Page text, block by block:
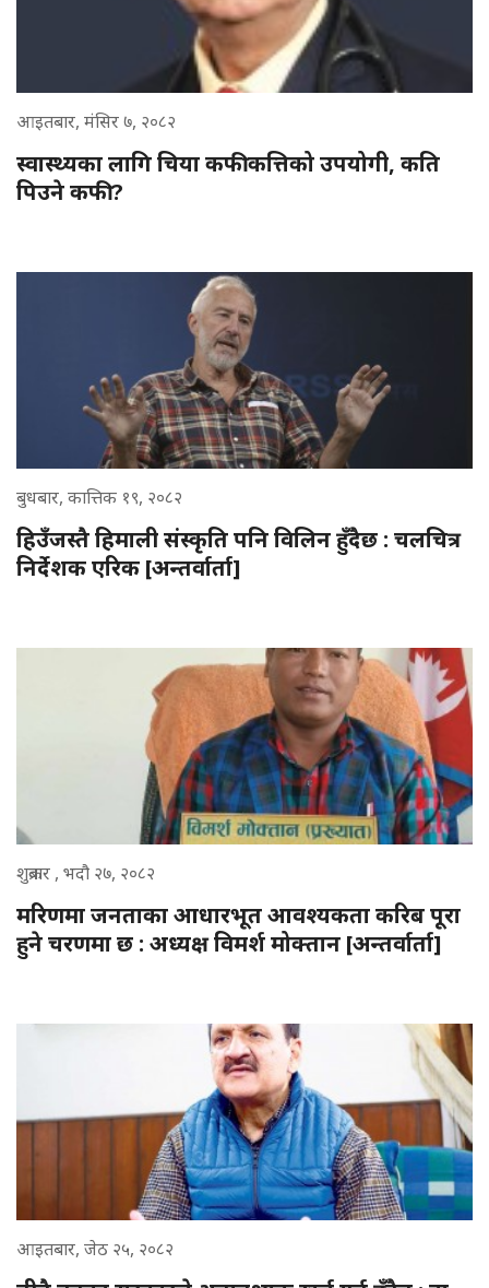
आइतबार, मंसिर ७, २०८२
स्वास्थ्यका लागि चिया कफी कत्तिको उपयोगी, कति
पिउने कफी ?
बुधबार, कात्तिक १९, २०८२
हिउँजस्तै हिमाली संस्कृति पनि विलिन हुँदैछ : चलचित्र
निर्देशक एरिक [अन्तर्वार्ता]
शुक्रबार , भदौ २७, २०८२
मरिणमा जनताका आधारभूत आवश्यकता करिब पूरा
हुने चरणमा छ : अध्यक्ष विमर्श मोक्तान [अन्तर्वार्ता]
आइतबार, जेठ २५, २०८२